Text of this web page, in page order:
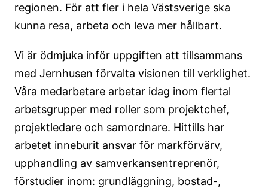
regionen. För att fler i hela Västsverige ska
kunna resa, arbeta och leva mer hållbart.
Vi är ödmjuka inför uppgiften att tillsammans
med Jernhusen förvalta visionen till verklighet.
Våra medarbetare arbetar idag inom flertal
arbetsgrupper med roller som projektchef,
projektledare och samordnare. Hittills har
arbetet inneburit ansvar för markförvärv,
upphandling av samverkansentreprenör,
förstudier inom: grundläggning, bostad-,